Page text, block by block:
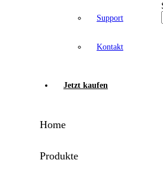
Support
Kontakt
Jetzt kaufen
Home
Produkte